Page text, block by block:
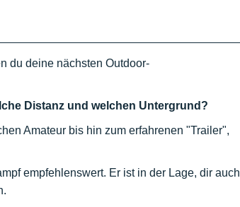
du deine nächsten Outdoor-
Distanz und welchen Untergrund?
Amateur bis hin zum erfahrenen "Trailer",
empfehlenswert. Er ist in der Lage, dir auch